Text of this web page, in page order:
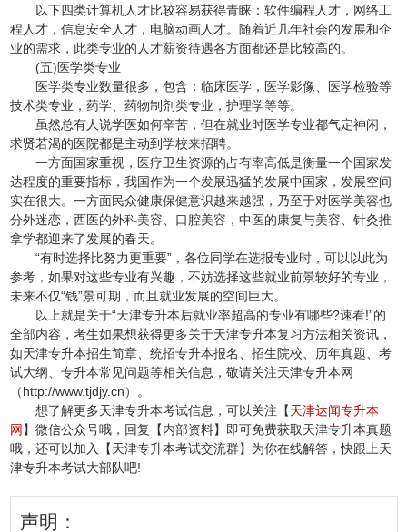
以下四类计算机人才比较容易获得青睐：软件编程人才，网络工
程人才，信息安全人才，电脑动画人才。随着近几年社会的发展和企
业的需求，此类专业的人才薪资待遇各方面都还是比较高的。
(五)医学类专业
医学类专业数量很多，包含：临床医学，医学影像、医学检验等
技术类专业，药学、药物制剂类专业，护理学等等。
虽然总有人说学医如何辛苦，但在就业时医学专业都气定神闲，
求贤若渴的医院都是主动到学校来招聘。
一方面国家重视，医疗卫生资源的占有率高低是衡量一个国家发
达程度的重要指标，我国作为一个发展迅猛的发展中国家，发展空间
实在很大。一方面民众健康保健意识越来越强，乃至于对医学美容也
分外迷恋，西医的外科美容、口腔美容，中医的康复与美容、针灸推
拿学都迎来了发展的春天。
“有时选择比努力更重要”，各位同学在选报专业时，可以以此为
参考，如果对这些专业有兴趣，不妨选择这些就业前景较好的专业，
未来不仅“钱”景可期，而且就业发展的空间巨大。
以上就是关于“天津专升本后就业率超高的专业有哪些?速看!”的
全部内容，考生如果想获得更多关于天津专升本复习方法相关资讯，
如天津专升本招生简章、统招专升本报名、招生院校、历年真题、考
试大纲、专升本常见问题等相关信息，敬请关注天津专升本网
（http://www.tjdjy.cn）。
想了解更多天津专升本考试信息，可以关注【天津达闻专升本
网】微信公众号哦，回复【内部资料】即可免费获取天津专升本真题
哦，还可以加入【天津专升本考试交流群】为你在线解答，快跟上天
津专升本考试大部队吧!
声明：